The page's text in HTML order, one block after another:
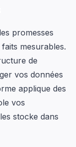
promesses
mesurables.
de
vos données
applique des
vos
stocke dans